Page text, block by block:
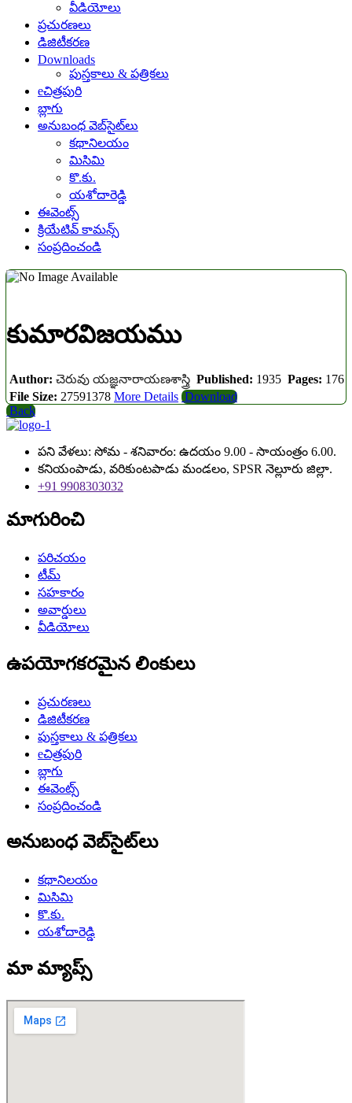
వీడియోలు
ప్రచురణలు
డిజిటీకరణ
Downloads
పుస్తకాలు & పత్రికలు
eచిత్రపురి
బ్లాగు
అనుబంధ వెబ్‌సైట్‌లు
కథానిలయం
మిసిమి
కొ.కు.
యశోదారెడ్డి
ఈవెంట్స్
క్రియేటివ్ కామన్స్
సంప్రదించండి
కుమారవిజయము
Author: చెరువు యజ్ఞనారాయణశాస్త్రి Published: 1935 Pages: 176
File Size: 27591378 More Details Download
Back
పని వేళలు: సోమ - శనివారం: ఉదయం 9.00 - సాయంత్రం 6.00.
కనియంపాడు, వరికుంటపాడు మండలం, SPSR నెల్లూరు జిల్లా.
+91 9908303032
మాగురించి
పరిచయం
టీమ్
సహకారం
అవార్డులు
వీడియోలు
ఉపయోగకరమైన లింకులు
ప్రచురణలు
డిజిటీకరణ
పుస్తకాలు & పత్రికలు
eచిత్రపురి
బ్లాగు
ఈవెంట్స్
సంప్రదించండి
అనుబంధ వెబ్‌సైట్‌లు
కథానిలయం
మిసిమి
కొ.కు.
యశోదారెడ్డి
మా మ్యాప్స్